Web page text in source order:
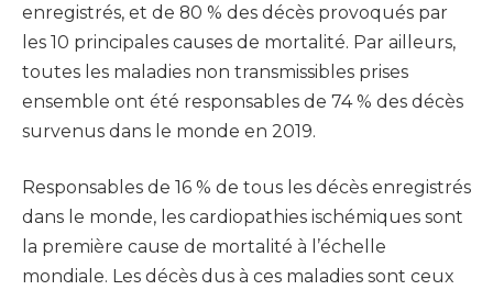
enregistrés, et de 80 % des décès provoqués par
les 10 principales causes de mortalité. Par ailleurs,
toutes les maladies non transmissibles prises
ensemble ont été responsables de 74 % des décès
survenus dans le monde en 2019.
Responsables de 16 % de tous les décès enregistrés
dans le monde, les cardiopathies ischémiques sont
la première cause de mortalité à l’échelle
mondiale. Les décès dus à ces maladies sont ceux